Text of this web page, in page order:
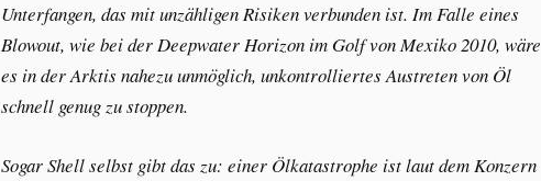
Unterfangen, das mit unzähligen Risiken verbunden ist. Im Falle eines
Blowout, wie bei der Deepwater Horizon im Golf von Mexiko 2010, wäre
es in der Arktis nahezu unmöglich, unkontrolliertes Austreten von Öl
schnell genug zu stoppen.
Sogar Shell selbst gibt das zu: einer Ölkatastrophe ist laut dem Konzern